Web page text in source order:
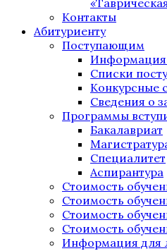
Контакты
Абитуриенту
Поступающим
Информация
Списки
Конкурсные
Сведения о
Программы
Бакалавриат
Специалитет
Аспирантура
Стоимость
Стоимость
Стоимость
Стоимость
Информация для